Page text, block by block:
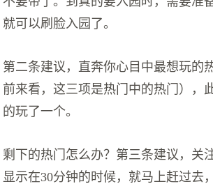
就可以刷脸入园了。
第二条建议，直奔你心目中最想玩的
前来看，这三项是热门中的热门），
的玩了一个。
剩下的热门怎么办？第三条建议，关
显示在30分钟的时候，就马上赶过去